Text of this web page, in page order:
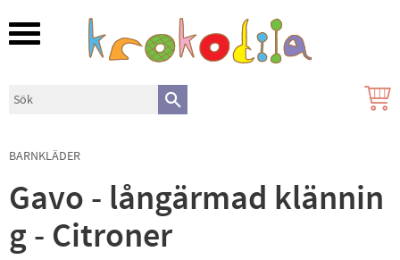
Meny
BARNKLÄDER
Gavo - långärmad klännin
g - Citroner